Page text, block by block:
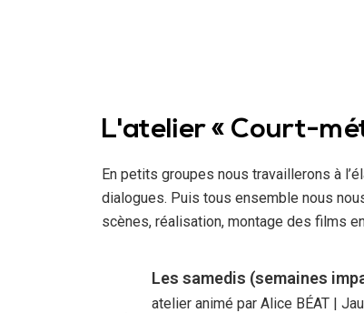
L'atelier « Court-
En petits groupes nous travaillerons à
dialogues. Puis tous ensemble nous
scènes, réalisation, montage des films
Les samedis (semaines
atelier animé par Alice BÉAT |